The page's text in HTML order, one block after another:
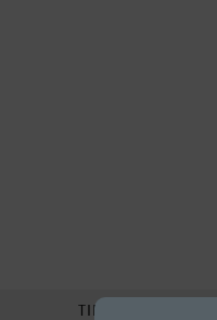
TIPO DE SERVICIO